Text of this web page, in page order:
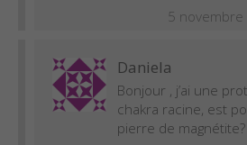
5
Daniela
Bonjour , j’ai une
chakra racine, est
pierre de magnétite?